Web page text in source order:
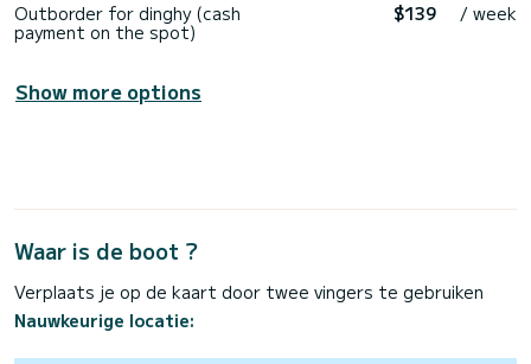
Outborder for dinghy (cash
payment on the spot)
$139 / week
Show more options
Waar is de boot ?
Verplaats je op de kaart door twee vingers te gebruiken
Nauwkeurige locatie: